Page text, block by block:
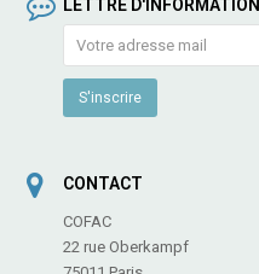
LETTRE D'INFORMATION
CONTACT
COFAC
22 rue Oberkampf